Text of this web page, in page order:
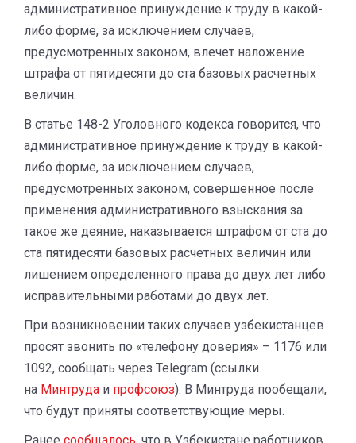
административное принуждение к труду в какой-
либо форме, за исключением случаев,
предусмотренных законом, влечет наложение
штрафа от пятидесяти до ста базовых расчетных
величин.
В статье 148-2 Уголовного кодекса говорится, что
административное принуждение к труду в какой-
либо форме, за исключением случаев,
предусмотренных законом, совершенное после
применения административного взыскания за
такое же деяние, наказывается штрафом от ста до
ста пятидесяти базовых расчетных величин или
лишением определенного права до двух лет либо
исправительными работами до двух лет.
При возникновении таких случаев узбекистанцев
просят звонить по «телефону доверия» – 1176 или
1092, сообщать через Telegram (ссылки
на Минтруда и профсоюз). В Минтруда пообещали,
что будут приняты соответствующие меры.